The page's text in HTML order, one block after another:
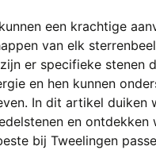
een krachtige
van elk
er specifieke stenen
en hen kunnen
In dit artikel duiken
en ontdekken
bij Tweelingen